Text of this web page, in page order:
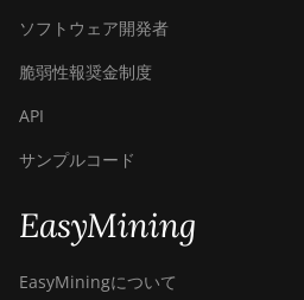
ソフトウェア開発者
脆弱性報奨金制度
API
サンプルコード
EasyMining
EasyMiningについて